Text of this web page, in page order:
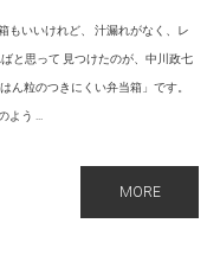
もいいけれど、 汁漏れがなく、レ
と思って 見つけたのが、中川政七
ん粒のつきにくい弁当箱」です。
う ...
MORE